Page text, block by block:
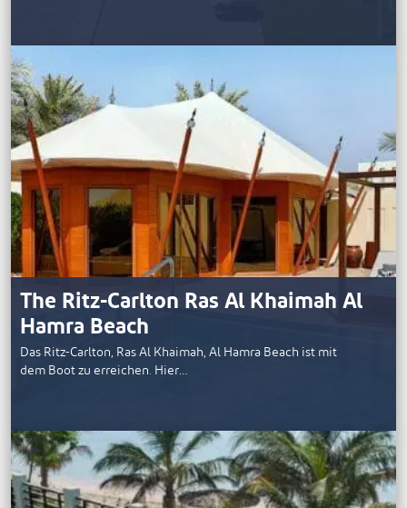
The Ritz-Carlton Ras Al Khaimah Al
Hamra Beach
Das Ritz-Carlton, Ras Al Khaimah, Al Hamra Beach ist mit
dem Boot zu erreichen. Hier…